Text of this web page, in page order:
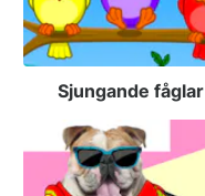
Sjungande fåglar